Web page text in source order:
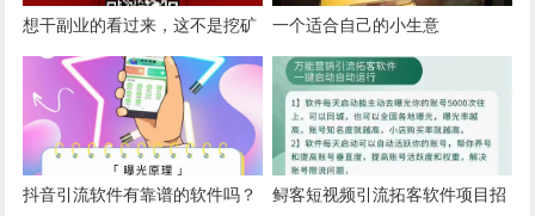
想干副业的看过来，这不是挖矿
项目。四大运营商支持的项目，
佣金100左右。
一个适合自己的小生意
抖音引流软件有靠谱的软件吗？ 鲟客短视频引流拓客软件项目招